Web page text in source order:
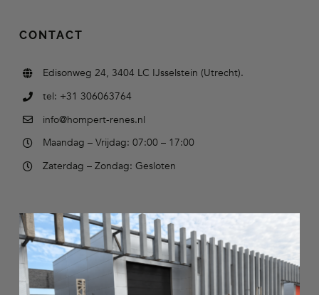
CONTACT
Edisonweg 24, 3404 LC IJsselstein (Utrecht).
tel: +31 306063764
info@hompert-renes.nl
Maandag – Vrijdag: 07:00 – 17:00
Zaterdag – Zondag: Gesloten